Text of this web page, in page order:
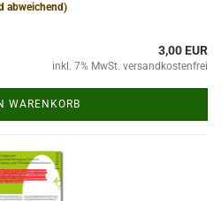
abweichend)
3,00 EUR
inkl. 7% MwSt. versandkostenfrei
WARENKORB